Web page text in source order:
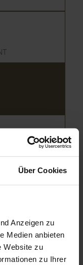
Über Cookies
Anzeigen zu
Medien anbieten
Website zu
zu Ihrer
and gift
the voucher code
basket.